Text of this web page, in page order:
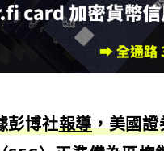
彭博社報導，美國